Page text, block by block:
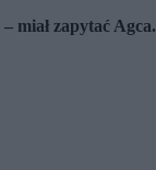
miał zapytać Agca.